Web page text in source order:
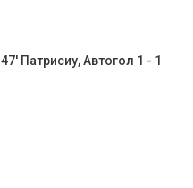
47' Патрисиу, Автогол 1 - 1